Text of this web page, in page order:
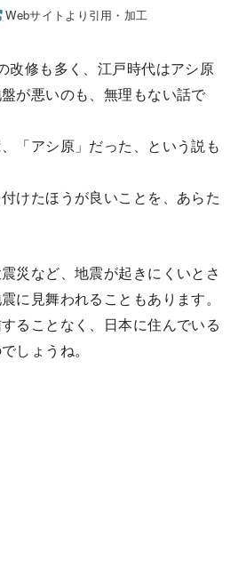
Webサイトより引用・加工
改修も多く、江戸時代はアシ原
が悪いのも、無理もない話で
「アシ原」だった、という説も
けたほうが良いことを、あらた
災など、地震が起きにくいとさ
に見舞われることもあります。
ることなく、日本に住んでいる
しょうね。